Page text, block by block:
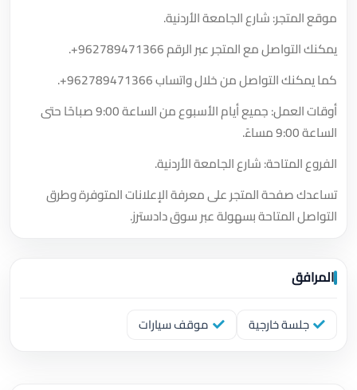
موقع المتجر: شارع الجامعة الأردنية.
يمكنك التواصل مع المتجر عبر الرقم+962789471366
.
كما يمكنك التواصل من خلال واتساب+962789471366
.
أوقات العمل: جميع أيام الأسبوع من الساعة 9:00 صباحًا حتى
الساعة 9:00 مساءً.
الفروع المتاحة: شارع الجامعة الأردنية.
تساعدك صفحة المتجر على معرفة الإعلانات المتوفرة وطرق
التواصل المتاحة بسهولة عبر سوق دادسترز.
المرافق
جلسة خارجية موقف سيارات